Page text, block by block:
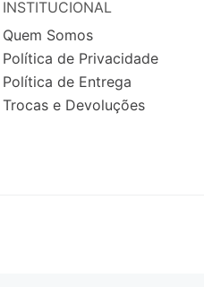
INSTITUCIONAL
Quem Somos
Política de Privacidade
Política de Entrega
Trocas e Devoluções